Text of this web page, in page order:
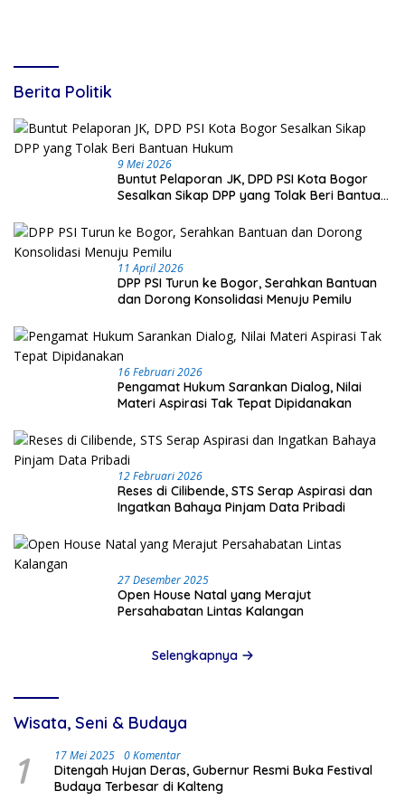
Berita Politik
9 Mei 2026
Buntut Pelaporan JK, DPD PSI Kota Bogor
Sesalkan Sikap DPP yang Tolak Beri Bantuan
11 April 2026
DPP PSI Turun ke Bogor, Serahkan Bantuan
dan Dorong Konsolidasi Menuju Pemilu
16 Februari 2026
Pengamat Hukum Sarankan Dialog, Nilai
Materi Aspirasi Tak Tepat Dipidanakan
12 Februari 2026
Reses di Cilibende, STS Serap Aspirasi dan
Ingatkan Bahaya Pinjam Data Pribadi
27 Desember 2025
Open House Natal yang Merajut
Persahabatan Lintas Kalangan
Selengkapnya
Wisata, Seni & Budaya
1 17 Mei 2025 0 Komentar
Ditengah Hujan Deras, Gubernur Resmi Buka Festival
Budaya Terbesar di Kalteng